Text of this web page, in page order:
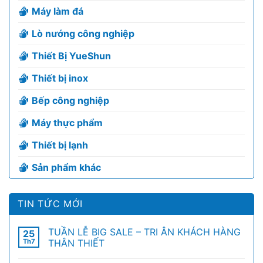
Máy làm đá
Lò nướng công nghiệp
Thiết Bị YueShun
Thiết bị inox
Bếp công nghiệp
Máy thực phẩm
Thiết bị lạnh
Sản phẩm khác
TIN TỨC MỚI
25
Th7
TUẦN LỄ BIG SALE – TRI ÂN KHÁCH HÀNG
THÂN THIẾT